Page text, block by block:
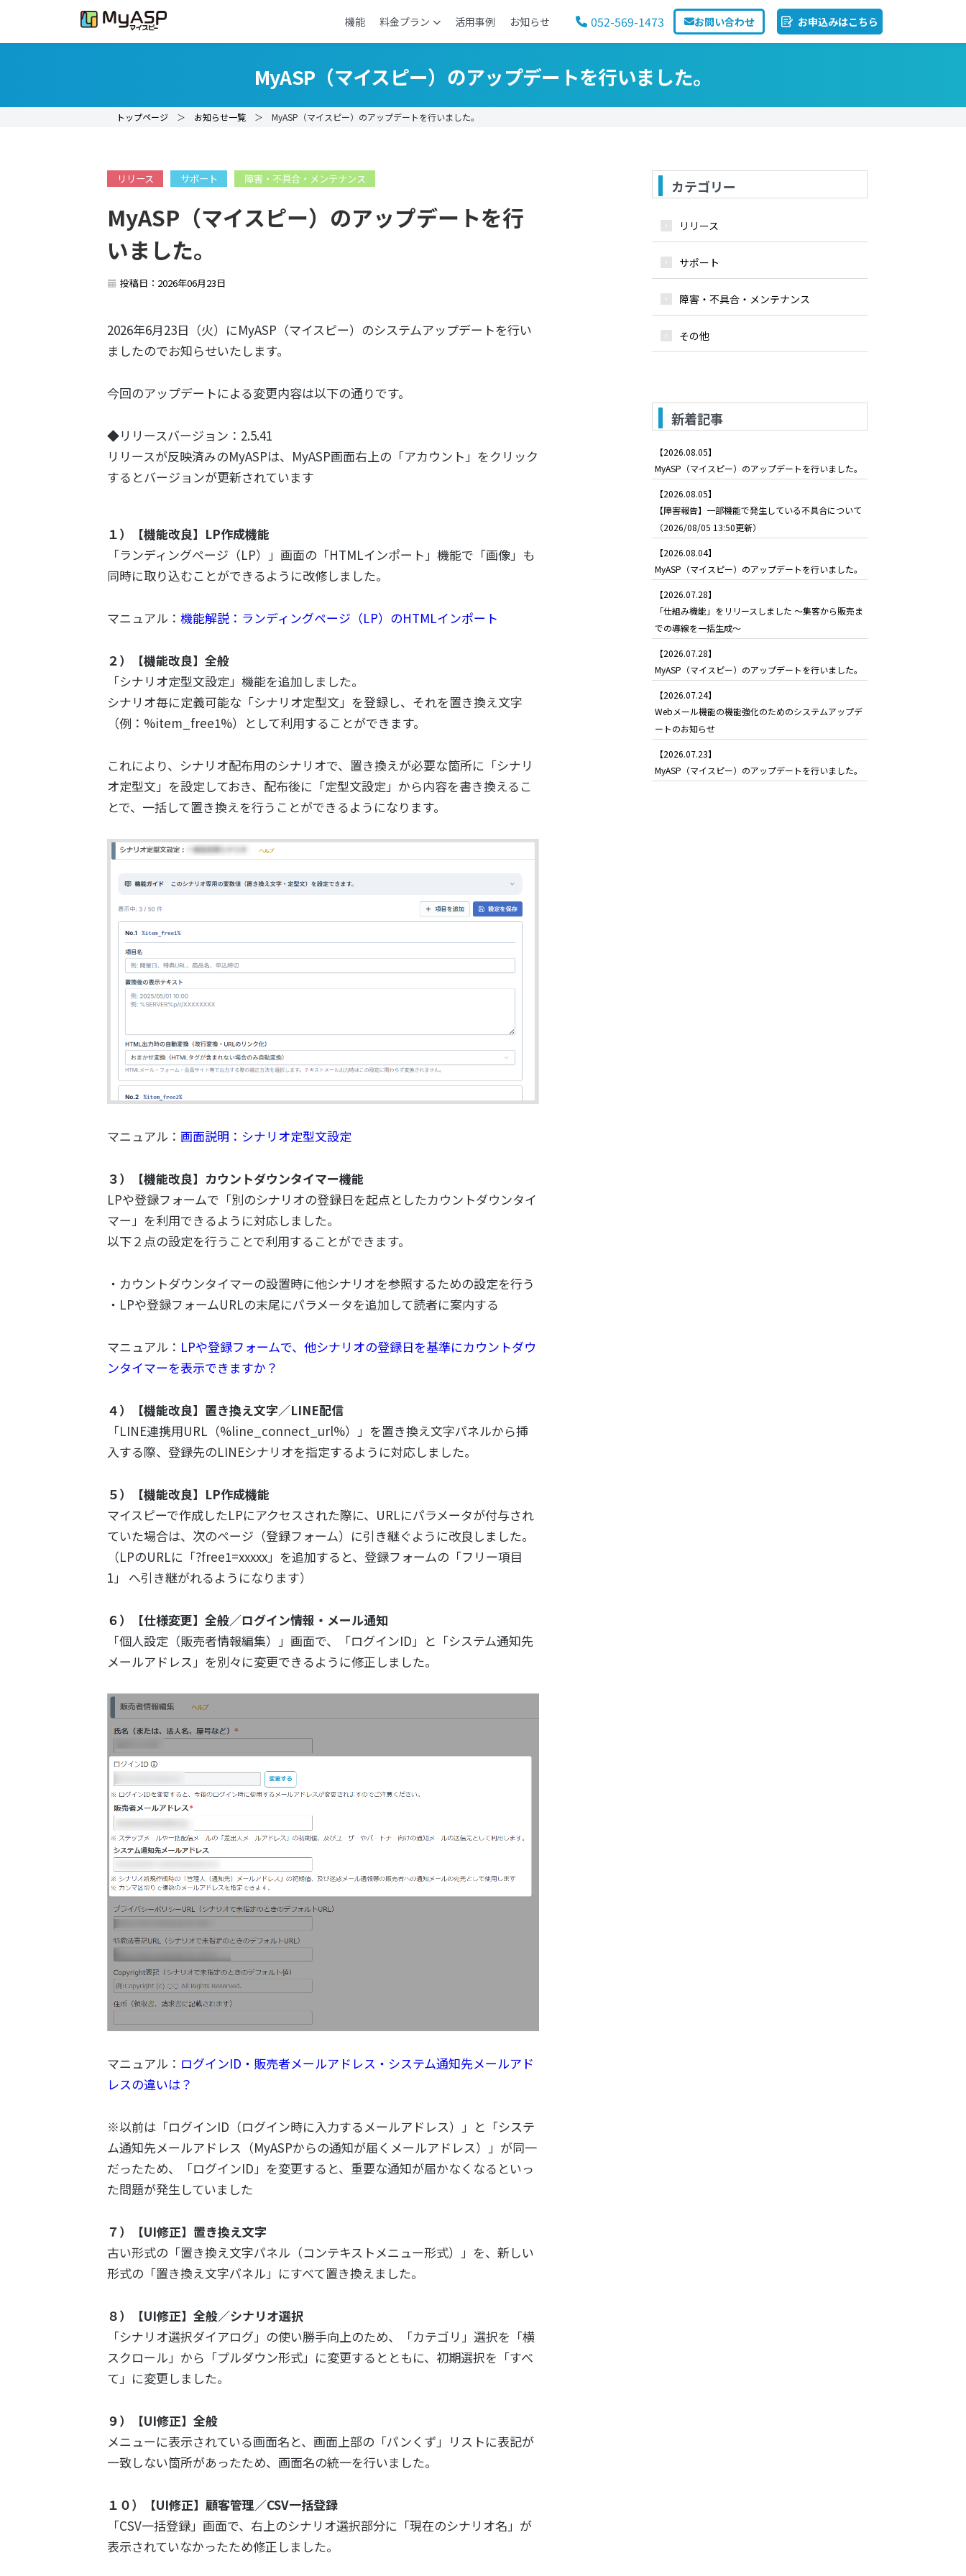
機能 料金プラン 活用事例 お知らせ 052-569-1473 お問い合わせ お申込みはこちら
MyASP（マイスピー）のアップデートを行いました。
トップページ ＞ お知らせ一覧 ＞ MyASP（マイスピー）のアップデートを行いました。
リリース サポート 障害・不具合・メンテナンス
MyASP（マイスピー）のアップデートを行
いました。
投稿日：2026年06月23日
2026年6月23日（火）にMyASP（マイスピー）のシステムアップデートを行い
ましたのでお知らせいたします。
今回のアップデートによる変更内容は以下の通りです。
◆リリースバージョン：2.5.41
リリースが反映済みのMyASPは、MyASP画面右上の「アカウント」をクリック
するとバージョンが更新されています
１）【機能改良】LP作成機能
「ランディングページ（LP）」画面の「HTMLインポート」機能で「画像」も
同時に取り込むことができるように改修しました。
マニュアル： 機能解説：ランディングページ（LP）のHTMLインポート
２）【機能改良】全般
「シナリオ定型文設定」機能を追加しました。
シナリオ毎に定義可能な「シナリオ定型文」を登録し、それを置き換え文字
（例：%item_free1%）として利用することができます。
これにより、シナリオ配布用のシナリオで、置き換えが必要な箇所に「シナリ
オ定型文」を設定しておき、配布後に「定型文設定」から内容を書き換えるこ
とで、一括して置き換えを行うことができるようになります。
マニュアル： 画面説明：シナリオ定型文設定
３）【機能改良】カウントダウンタイマー機能
LPや登録フォームで「別のシナリオの登録日を起点としたカウントダウンタイ
マー」を利用できるように対応しました。
以下２点の設定を行うことで利用することができます。
・カウントダウンタイマーの設置時に他シナリオを参照するための設定を行う
・LPや登録フォームURLの末尾にパラメータを追加して読者に案内する
マニュアル： LPや登録フォームで、他シナリオの登録日を基準にカウントダウ
ンタイマーを表示できますか？
４）【機能改良】置き換え文字／LINE配信
「LINE連携用URL（%line_connect_url%）」を置き換え文字パネルから挿
入する際、登録先のLINEシナリオを指定するように対応しました。
５）【機能改良】LP作成機能
マイスピーで作成したLPにアクセスされた際に、URLにパラメータが付与され
ていた場合は、次のページ（登録フォーム）に引き継ぐように改良しました。
（LPのURLに「?free1=xxxxx」を追加すると、登録フォームの「フリー項目
1」 へ引き継がれるようになります）
６）【仕様変更】全般／ログイン情報・メール通知
「個人設定（販売者情報編集）」画面で、「ログインID」と「システム通知先
メールアドレス」を別々に変更できるように修正しました。
マニュアル： ログインID・販売者メールアドレス・システム通知先メールアド
レスの違いは？
※以前は「ログインID（ログイン時に入力するメールアドレス）」と「システ
ム通知先メールアドレス（MyASPからの通知が届くメールアドレス）」が同一
だったため、「ログインID」を変更すると、重要な通知が届かなくなるといっ
た問題が発生していました
７）【UI修正】置き換え文字
古い形式の「置き換え文字パネル（コンテキストメニュー形式）」を、新しい
形式の「置き換え文字パネル」にすべて置き換えました。
８）【UI修正】全般／シナリオ選択
「シナリオ選択ダイアログ」の使い勝手向上のため、「カテゴリ」選択を「横
スクロール」から「プルダウン形式」に変更するとともに、初期選択を「すべ
て」に変更しました。
９）【UI修正】全般
メニューに表示されている画面名と、画面上部の「パンくず」リストに表記が
一致しない箇所があったため、画面名の統一を行いました。
１０）【UI修正】顧客管理／CSV一括登録
「CSV一括登録」画面で、右上のシナリオ選択部分に「現在のシナリオ名」が
表示されていなかったため修正しました。
カテゴリー
リリース
サポート
障害・不具合・メンテナンス
その他
新着記事
【2026.08.05】
MyASP（マイスピー）のアップデートを行いました。
【2026.08.05】
【障害報告】一部機能で発生している不具合について
（2026/08/05 13:50更新）
【2026.08.04】
MyASP（マイスピー）のアップデートを行いました。
【2026.07.28】
「仕組み機能」をリリースしました ～集客から販売ま
での導線を一括生成～
【2026.07.28】
MyASP（マイスピー）のアップデートを行いました。
【2026.07.24】
Webメール機能の機能強化のためのシステムアップデ
ートのお知らせ
【2026.07.23】
MyASP（マイスピー）のアップデートを行いました。